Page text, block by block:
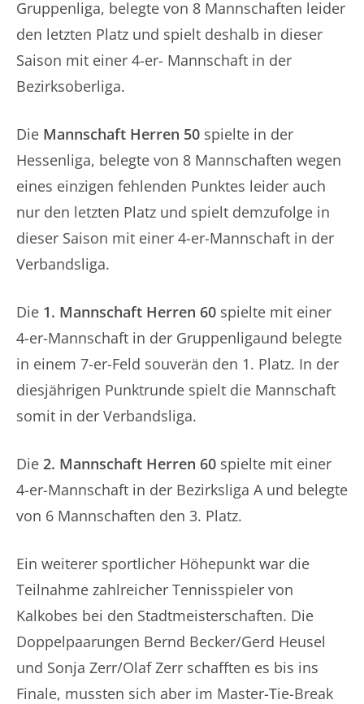
Gruppenliga, belegte von 8 Mannschaften leider
den letzten Platz und spielt deshalb in dieser
Saison mit einer 4-er- Mannschaft in der
Bezirksoberliga.
Die Mannschaft Herren 50 spielte in der
Hessenliga, belegte von 8 Mannschaften wegen
eines einzigen fehlenden Punktes leider auch
nur den letzten Platz und spielt demzufolge in
dieser Saison mit einer 4-er-Mannschaft in der
Verbandsliga.
Die 1. Mannschaft Herren 60 spielte mit einer
4-er-Mannschaft in der Gruppenligaund belegte
in einem 7-er-Feld souverän den 1. Platz. In der
diesjährigen Punktrunde spielt die Mannschaft
somit in der Verbandsliga.
Die 2. Mannschaft Herren 60 spielte mit einer
4-er-Mannschaft in der Bezirksliga A und belegte
von 6 Mannschaften den 3. Platz.
Ein weiterer sportlicher Höhepunkt war die
Teilnahme zahlreicher Tennisspieler von
Kalkobes bei den Stadtmeisterschaften. Die
Doppelpaarungen Bernd Becker/Gerd Heusel
und Sonja Zerr/Olaf Zerr schafften es bis ins
Finale, mussten sich aber im Master-Tie-Break